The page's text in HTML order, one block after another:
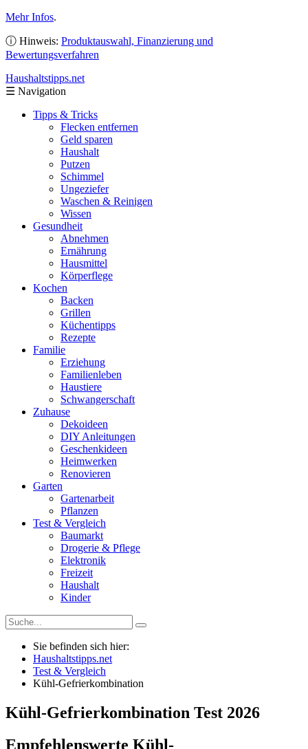
Mehr Infos.
ⓘ Hinweis: Produktauswahl, Finanzierung und
Bewertungsverfahren
Haushaltstipps.net
☰ Navigation
Tipps & Tricks
Flecken entfernen
Geld sparen
Haushalt
Putzen
Schimmel
Ungeziefer
Waschen & Reinigen
Wissen
Gesundheit
Abnehmen
Ernährung
Hausmittel
Körperflege
Kochen
Backen
Grillen
Küchentipps
Rezepte
Familie
Erziehung
Familienleben
Haustiere
Schwangerschaft
Zuhause
Dekoideen
DIY Anleitungen
Geschenkideen
Heimwerken
Renovieren
Garten
Gartenarbeit
Pflanzen
Test & Vergleich
Baumarkt
Drogerie & Pflege
Elektronik
Freizeit
Haushalt
Kinder
Sie befinden sich hier:
Haushaltstipps.net
Test & Vergleich
Kühl-Gefrierkombination
Kühl-Gefrierkombination Test 2026
Empfehlenswerte Kühl-